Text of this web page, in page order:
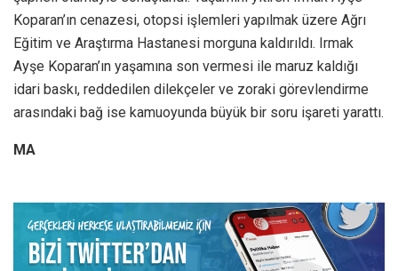
Koparan’ın cenazesi, otopsi işlemleri yapılmak üzere Ağrı
Eğitim ve Araştırma Hastanesi morguna kaldırıldı. Irmak
Ayşe Koparan’ın yaşamına son vermesi ile maruz kaldığı
idari baskı, reddedilen dilekçeler ve zoraki görevlendirme
arasındaki bağ ise kamuoyunda büyük bir soru işareti yarattı.
MA